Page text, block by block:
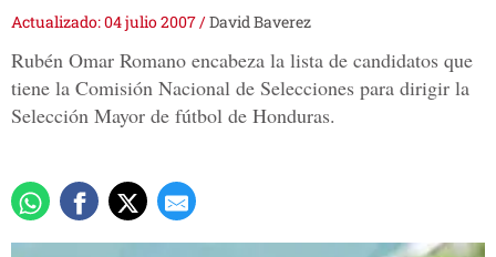
Actualizado: 04 julio 2007/David Baverez
Rubén Omar Romano encabeza la lista de candidatos que
tiene la Comisión Nacional de Selecciones para dirigir la
Selección Mayor de fútbol de Honduras.